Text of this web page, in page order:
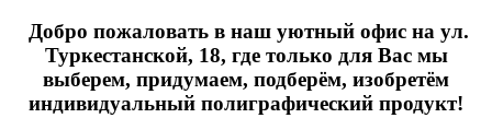
Добро пожаловать в наш уютный офис на ул.
Туркестанской, 18, где только для Вас мы
выберем, придумаем, подберём, изобретём
индивидуальный полиграфический продукт!